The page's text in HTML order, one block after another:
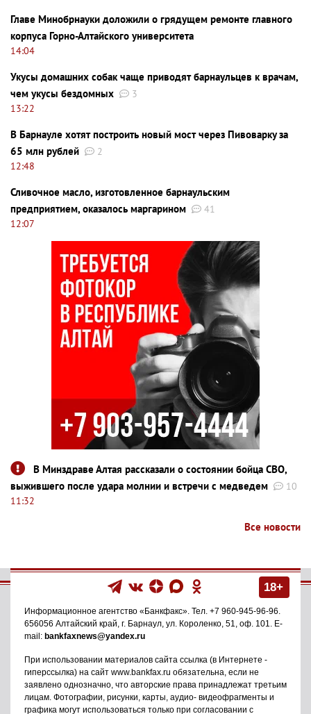
Главе Минобрнауки доложили о грядущем ремонте главного
корпуса Горно-Алтайского университета
14:04
Укусы домашних собак чаще приводят барнаульцев к врачам,
чем укусы бездомных
3
13:22
В Барнауле хотят построить новый мост через Пивоварку за
65 млн рублей
2
12:48
Сливочное масло, изготовленное барнаульским
предприятием, оказалось маргарином
41
12:07
В Минздраве Алтая рассказали о состоянии бойца СВО,
выжившего после удара молнии и встречи с медведем
10
11:32
Все новости
18+
Информационное агентство «Банкфакс» . Тел. +7 960-945-96-96
656056 Алтайский край, г. Барнаул ул. Короленко, 51, оф. 101
. E-
mail: bankfaxnews@yandex.ru
При использовании материалов сайта ссылка (в Интернете -
гиперссылка) на сайт www.bankfax.ru обязательна, если не
заявлено однозначно, что авторские права принадлежат третьим
лицам. Фотографии, рисунки, карты, аудио- видеофрагменты и
графика могут использоваться только при согласовании с